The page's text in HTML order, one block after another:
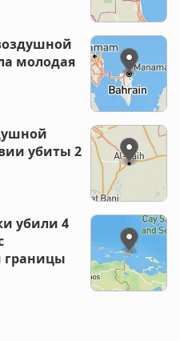
молодая
убиты 2
убили 4
границы